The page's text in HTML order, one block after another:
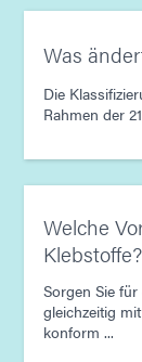
Was
Die
Rahmen der
Welche
Klebstoffe?
Sorgen Sie
gleichzeitig
konform ...